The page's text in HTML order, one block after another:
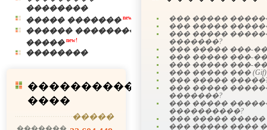
��������
����� ������� new!
������ ��������
����� new!
��������
����������
����
�����
��� �����
��� �����
��� �����
�������?
��� ����� ���-
��� ����� ���-
��� ����� ���-
��� ����� ���
��� �����
��� �����
�������?
��� �����
����������?
��� ����� �����
��� ����� ����